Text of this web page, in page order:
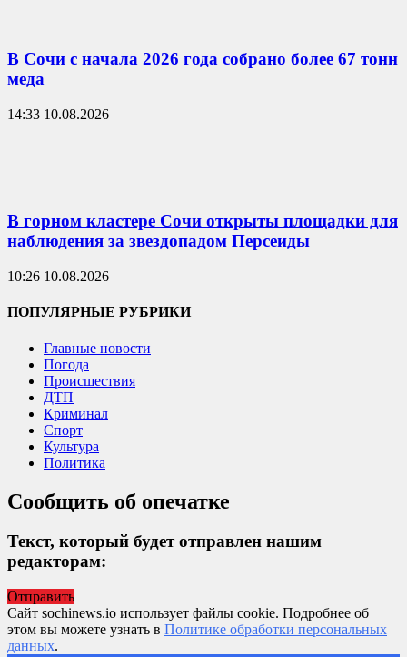
В Сочи с начала 2026 года собрано более 67 тонн
меда
14:33 10.08.2026
В горном кластере Сочи открыты площадки для
наблюдения за звездопадом Персеиды
10:26 10.08.2026
ПОПУЛЯРНЫЕ РУБРИКИ
Главные новости
Погода
Происшествия
ДТП
Криминал
Спорт
Культура
Политика
Сообщить об опечатке
Текст, который будет отправлен нашим
редакторам:
Отправить
Сайт sochinews.io использует файлы cookie. Подробнее об
этом вы можете узнать в Политике обработки персональных
данных.